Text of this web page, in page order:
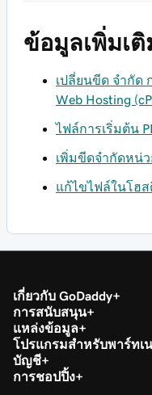
ข้อมูลเพิ่มเติ
เปลี่ยนขีด จำกัด
Web Hosting
ไฟล์การเริ่มต้น
เพิ่มขีดจำกัดหน่ว
แก้ไขไฟล์ในโฮส
เกี่ยวกับ GoDaddy
การสนับสนุน
แหล่งข้อมูล
โปรแกรมสำหรับพาร์ทเ
บัญชี
การชอปปิ้ง